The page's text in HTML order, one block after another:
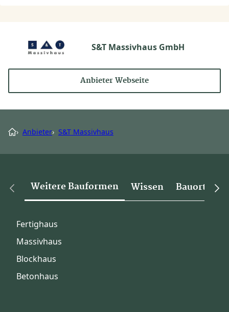
S&T Massivhaus GmbH
Anbieter Webseite
› Anbieter› S&T Massivhaus
Weitere Bauformen Wissen Bauorte
Fertighaus
Massivhaus
Blockhaus
Betonhaus